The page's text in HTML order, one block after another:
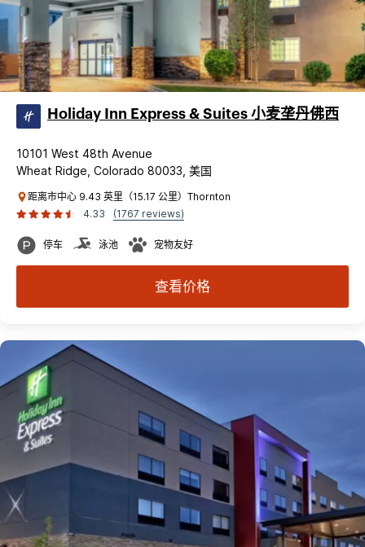
Holiday Inn Express & Suites 小麦垄丹佛西
10101 West 48th Avenue
Wheat Ridge, Colorado 80033, 美国
距离市中心 9.43 英里（15.17 公里）Thornton
4.33
(1767 reviews)
停车 泳池 宠物友好
查看价格